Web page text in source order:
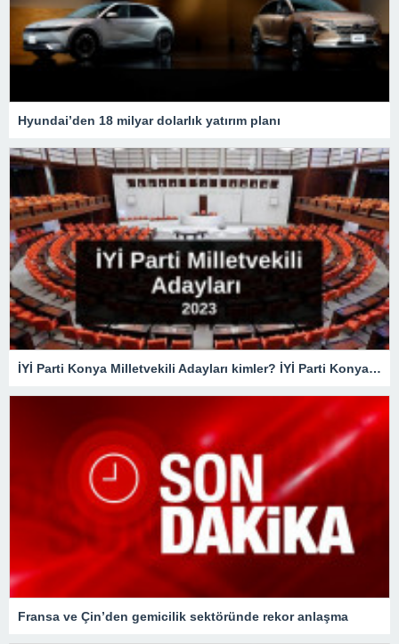
Hyundai’den 18 milyar dolarlık yatırım planı
İYİ Parti Konya Milletvekili Adayları kimler? İYİ Parti Konya Milletvekili Adayları belli oldu mu? İYİ Parti 2023 Konya Milletvekili Adayları!
Fransa ve Çin’den gemicilik sektöründe rekor anlaşma